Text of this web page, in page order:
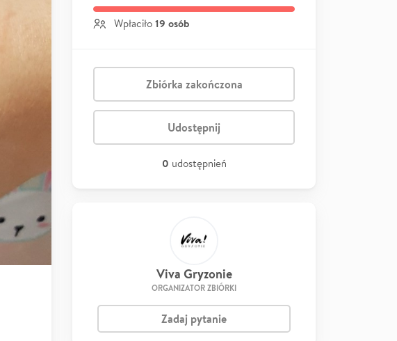
Wpłaciło 19 osób
Zbiórka zakończona
Udostępnij
0 udostępnień
Viva Gryzonie
ORGANIZATOR ZBIÓRKI
Zadaj pytanie